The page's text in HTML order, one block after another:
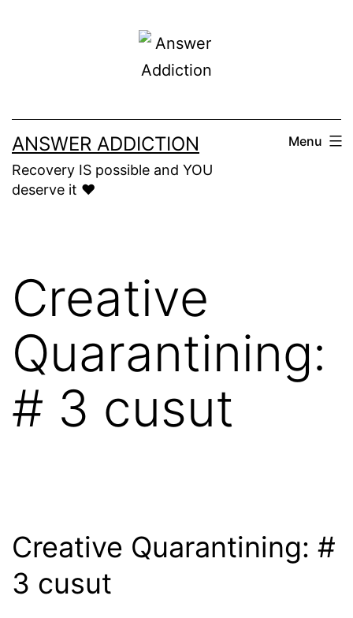
ANSWER ADDICTION
Recovery IS possible and YOU
deserve it ❤️
Menu
Creative
Quarantining:
# 3 cusut
Creative Quarantining: #
3 cusut